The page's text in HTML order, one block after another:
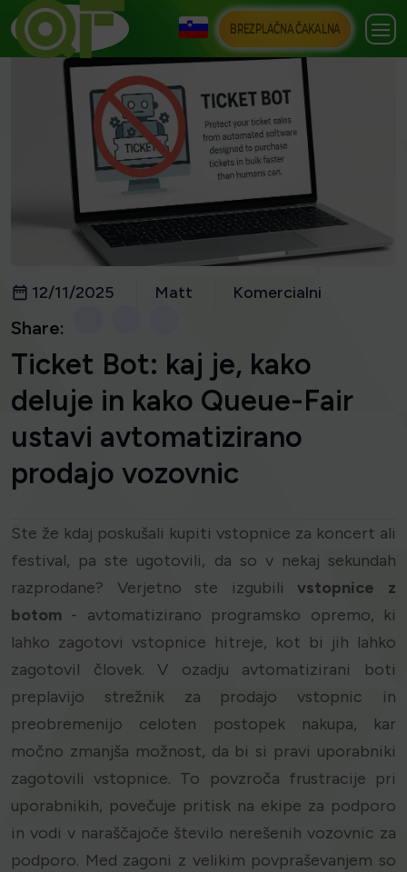
BREZPLAČNA ČAKALNA
12/11/2025 Matt Komercialni
Share:
Ticket Bot: kaj je, kako
deluje in kako Queue-Fair
ustavi avtomatizirano
prodajo vozovnic
Ste že kdaj poskušali kupiti vstopnice za koncert ali
festival, pa ste ugotovili, da so v nekaj sekundah
razprodane? Verjetno ste izgubilivstopnice z
botom - avtomatizirano programsko opremo, ki
lahko zagotovi vstopnice hitreje, kot bi jih lahko
zagotovil človek. V ozadju avtomatizirani boti
preplavijo strežnik za prodajo vstopnic in
preobremenijo celoten postopek nakupa, kar
močno zmanjša možnost, da bi si pravi uporabniki
zagotovili vstopnice. To povzroča frustracije pri
uporabnikih, povečuje pritisk na ekipe za podporo
in vodi v naraščajoče število nerešenih vozovnic za
podporo. Med zagoni z velikim povpraševanjem so